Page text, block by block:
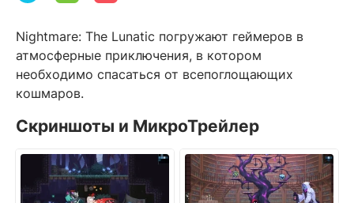
Nightmare: The Lunatic погружают геймеров в
атмосферные приключения, в котором
необходимо спасаться от всепоглощающих
кошмаров.
Скриншоты и МикроТрейлер